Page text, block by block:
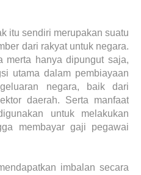
itu sendiri merupakan suatu
dari rakyat untuk negara.
merta hanya dipungut saja,
utama dalam pembiayaan
negara, baik dari
daerah. Serta manfaat
untuk melakukan
membayar gaji pegawai
imbalan secara